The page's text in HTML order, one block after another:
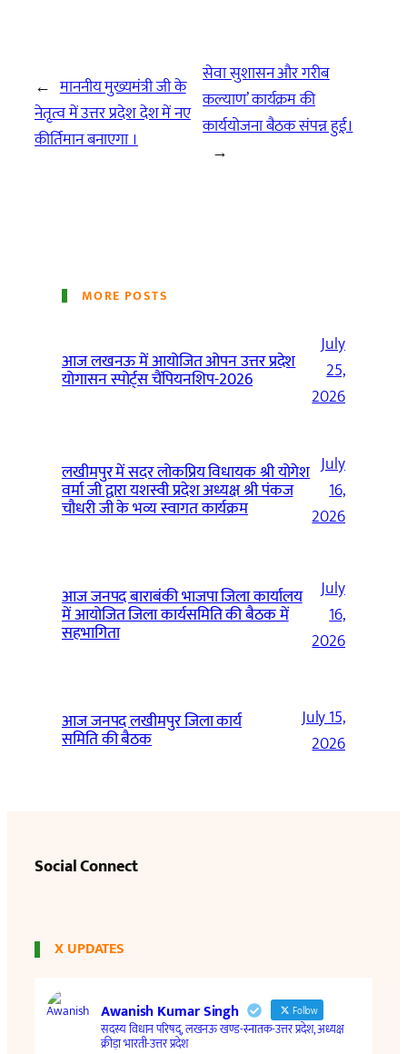
← माननीय मुख्यमंत्री जी के
नेतृत्व में उत्तर प्रदेश देश में नए
कीर्तिमान बनाएगा ।
सेवा सुशासन और गरीब
कल्याण’ कार्यक्रम की
कार्ययोजना बैठक संपन्न हुई।
→
MORE POSTS
आज लखनऊ में आयोजित ओपन उत्तर प्रदेश
योगासन स्पोर्ट्स चैंपियनशिप-2026
July
25,
2026
लखीमपुर में सदर लोकप्रिय विधायक श्री योगेश
वर्मा जी द्वारा यशस्वी प्रदेश अध्यक्ष श्री पंकज
चौधरी जी के भव्य स्वागत कार्यक्रम
July
16,
2026
आज जनपद बाराबंकी भाजपा जिला कार्यालय
में आयोजित जिला कार्यसमिति की बैठक में
सहभागिता
July
16,
2026
आज जनपद लखीमपुर जिला कार्य
समिति की बैठक
July 15,
2026
Social Connect
X UPDATES